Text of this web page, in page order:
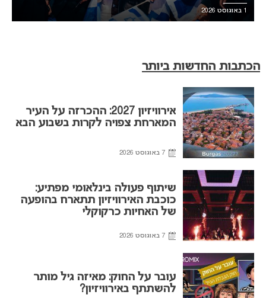
הכתבות החדשות ביותר
אירוויזיון 2027: ההכרזה על העיר
המארחת צפויה לקרות בשבוע הבא
7 באוגוסט 2026
שיתוף פעולה בינלאומי מפתיע:
כוכבת האירוויזיון תתארח בהופעה
של האחיות כרקוקלי
7 באוגוסט 2026
עובר על החוק: מאיזה גיל מותר
להשתתף באירוויזיון?